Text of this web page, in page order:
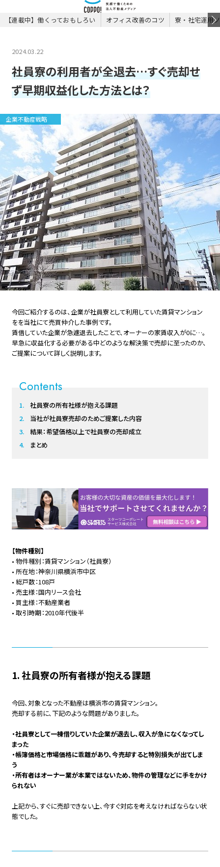
【連載中】働くっておもしろい オフィス改善のコツ 寮・社宅運用
2024.03.22
社員寮の利用者が全退去…すぐ売却せ
ず早期収益化した方法とは？
企業不動産戦略
今回ご紹介するのは、企業が社員寮として利用していた賃貸マンション
をを当社にて売買仲介した事例です。
賃借していた企業が急遽退去したことで、オーナーの家賃収入が0に…。
早急に収益化する必要がある中どのような解決策で売却に至ったのか、
ご提案について詳しく説明します。
Contents
社員寮の所有社様が抱える課題
当社が社員寮売却のためご提案した内容
結果：希望価格以上で社員寮の売却成立
まとめ
【物件種別】
• 物件種別：賃貸マンション（社員寮）
• 所在地：神奈川県横浜市中区
• 総戸数：108戸
• 売主様：国内リース会社
• 買主様：不動産業者
• 取引時期：2010年代後半
1. 社員寮の所有者様が抱える課題
今回、対象となった不動産は横浜市の賃貸マンション。
売却する前に、下記のような問題がありました。
・社員寮として一棟借りしていた企業が退去し、収入が急になくなってし
まった
・帳簿価格と市場価格に乖離があり、今売却すると特別損失が出てしま
う
・所有者はオーナー業が本業ではないため、物件の管理などに手をかけ
られない
上記から、すぐに売却できない上、今すぐ対応を考えなければならない状
態でした。